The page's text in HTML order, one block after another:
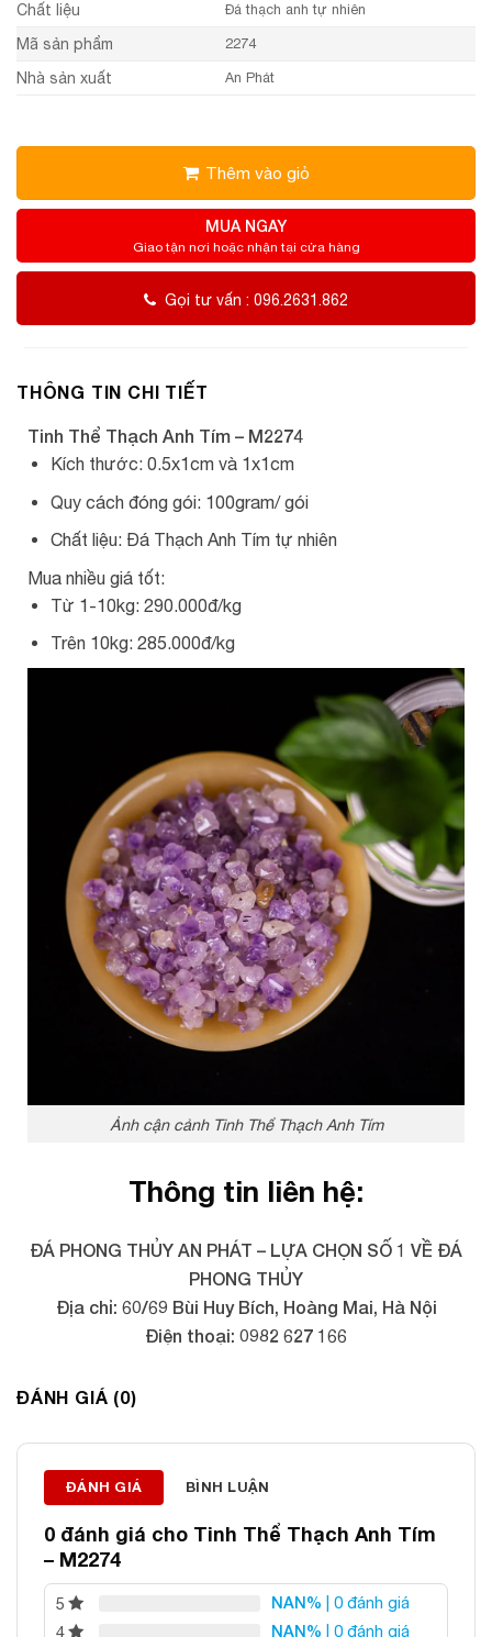
Chất liệu Đá thạch anh tự nhiên
Mã sản phẩm 2274
Nhà sản xuất An Phát
Thêm vào giỏ
MUA NGAY
Giao tận nơi hoặc nhận tại cửa hàng
Gọi tư vấn : 096.2631.862
THÔNG TIN CHI TIẾT
Tinh Thể Thạch Anh Tím – M2274
Kích thước: 0.5x1cm và 1x1cm
Quy cách đóng gói: 100gram/ gói
Chất liệu: Đá Thạch Anh Tím tự nhiên
Mua nhiều giá tốt:
Từ 1-10kg: 290.000đ/kg
Trên 10kg: 285.000đ/kg
Ảnh cận cảnh Tinh Thể Thạch Anh Tím
Thông tin liên hệ:
ĐÁ PHONG THỦY AN PHÁT – LỰA CHỌN SỐ 1 VỀ ĐÁ
PHONG THỦY
Địa chỉ: 60/69 Bùi Huy Bích, Hoàng Mai, Hà Nội
Điện thoại: 0982 627 166
ĐÁNH GIÁ (0)
ĐÁNH GIÁ BÌNH LUẬN
0 đánh giá cho Tinh Thể Thạch Anh Tím
– M2274
5 NAN% | 0 đánh giá
4
NAN% | 0 đánh giá